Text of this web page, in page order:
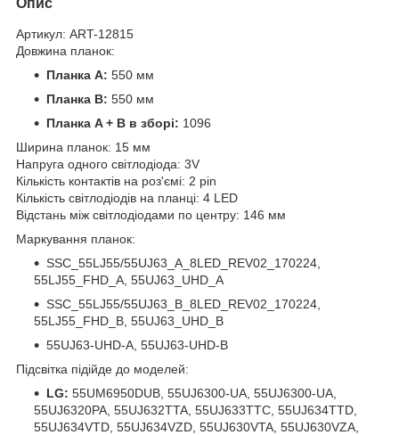
Артикул: ART-12815
Довжина планок:
Планка A: 550 мм
Планка B: 550 мм
Планка A + B в зборі: 1096
Ширина планок: 15 мм
Напруга одного світлодіода: 3V
Кількість контактів на роз'ємі: 2 pin
Кількість світлодіодів на планці: 4 LED
Відстань між світлодіодами по центру: 146 мм
Маркування планок:
SSC_55LJ55/55UJ63_A_8LED_REV02_170224,
55LJ55_FHD_A, 55UJ63_UHD_A
SSC_55LJ55/55UJ63_B_8LED_REV02_170224,
55LJ55_FHD_B, 55UJ63_UHD_B
55UJ63-UHD-A, 55UJ63-UHD-B
Підсвітка підійде до моделей:
LG: 55UM6950DUB, 55UJ6300-UA, 55UJ6300-UA,
55UJ6320PA, 55UJ632TTA, 55UJ633TTC, 55UJ634TTD,
55UJ634VTD, 55UJ634VZD, 55UJ630VTA, 55UJ630VZA,